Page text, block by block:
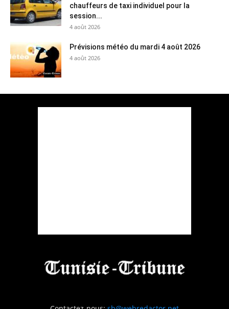
chauffeurs de taxi individuel pour la
session...
4 août 2026
Prévisions météo du mardi 4 août 2026
4 août 2026